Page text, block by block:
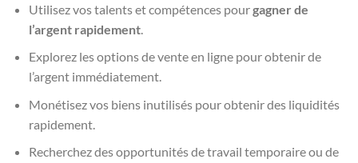
Utilisez vos talents et compétences pourgagner de
l’argent rapidement.
Explorez les options de vente en ligne pour obtenir de
l’argent immédiatement.
Monétisez vos biens inutilisés pour obtenir des liquidités
rapidement.
Recherchez des opportunités de travail temporaire ou de